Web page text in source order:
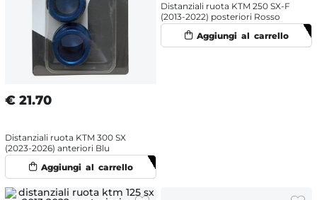
€ 21.70
Distanziali ruota KTM 300 SX
(2023-2026) anteriori Blu
Distanziali ruota KTM 250 SX-F
(2013-2022) posteriori Rosso